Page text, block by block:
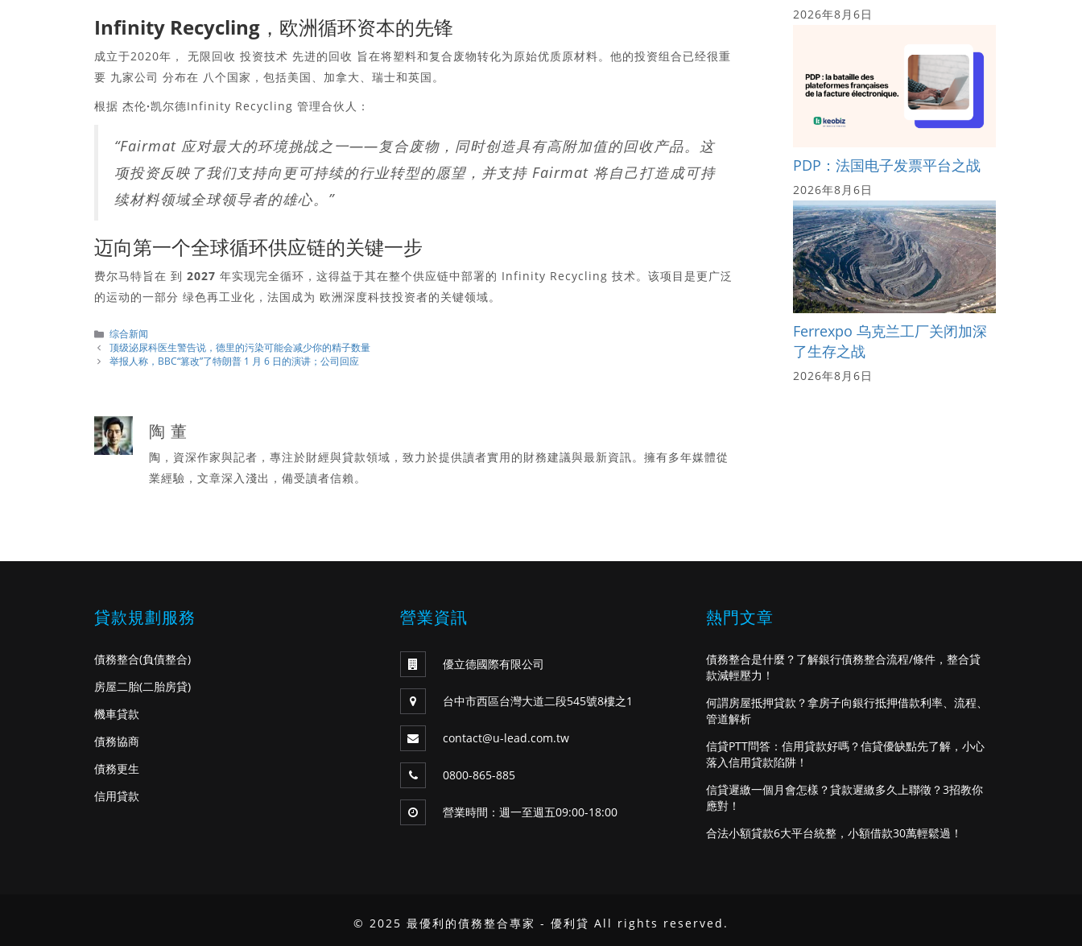
Infinity Recycling，欧洲循环资本的先锋
成立于2020年， 无限回收 投资技术 先进的回收 旨在将塑料和复合废物转化为原始优质原材料。他的投资组合已经很重
要 九家公司 分布在 八个国家 ，包括美国、加拿大、瑞士和英国。
根据 杰伦·凯尔德Infinity Recycling 管理合伙人：
“Fairmat 应对最大的环境挑战之一——复合废物，同时创造具有高附加值的回收产品。这
项投资反映了我们支持向更可持续的行业转型的愿望，并支持 Fairmat 将自己打造成可持
续材料领域全球领导者的雄心。”
迈向第一个全球循环供应链的关键一步
费尔马特旨在 到 2027 年实现完全循环 ，这得益于其在整个供应链中部署的 Infinity Recycling 技术。该项目是更广泛
的运动的一部分 绿色再工业化 ，法国成为 欧洲深度科技投资者的关键领域。
分
類
综合新闻
顶级泌尿科医生警告说，德里的污染可能会减少你的精子数量
举报人称，BBC“篡改”了特朗普 1 月 6 日的演讲；公司回应
陶 董
陶，資深作家與記者，專注於財經與貸款領域，致力於提供讀者實用的財務建議與最新資訊。擁有多年媒體從
業經驗，文章深入淺出，備受讀者信賴。
2026年8月6日
PDP：法国电子发票平台之战
2026年8月6日
Ferrexpo 乌克兰工厂关闭加深
了生存之战
2026年8月6日
貸款規劃服務
債務整合(負債整合)
房屋二胎(二胎房貸)
機車貸款
債務協商
債務更生
信用貸款
營業資訊
優立德國際有限公司
台中市西區台灣大道二段545號8樓之1
contact@u-lead.com.tw
0800-865-885
營業時間：週一至週五09:00-18:00
熱門文章
債務整合是什麼？了解銀行債務整合流程/條件，整合貸
款減輕壓力！
何謂房屋抵押貸款？拿房子向銀行抵押借款利率、流程、
管道解析
信貸PTT問答：信用貸款好嗎？信貸優缺點先了解，小心
落入信用貸款陷阱！
信貸遲繳一個月會怎樣？貸款遲繳多久上聯徵？3招教你
應對！
合法小額貸款6大平台統整，小額借款30萬輕鬆過！
© 2025 最優利的債務整合專家 - 優利貸 All rights reserved.